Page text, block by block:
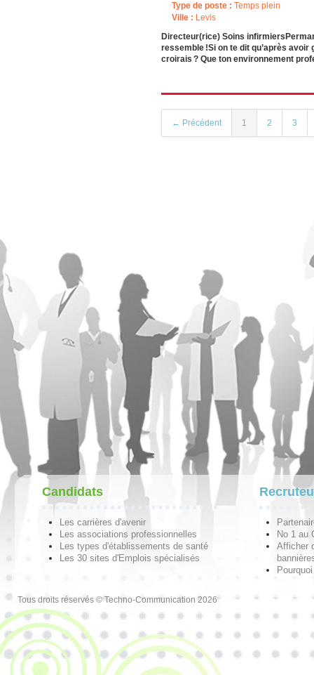
Type de poste : Temps plein
Ville : Levis
Directeur(rice) Soins
ressemble !Si on te dit qu’après
croirais ? Que ton environnement
← Précédent 1 2 3
Candidats
Les carrières d'avenir
Les associations professionnelles
Les types d'établissements de santé
Les 30 sites d'Emplois spécialisés
No 1 au
Afficher
Tous droits réservés © Techno-Communication 2026